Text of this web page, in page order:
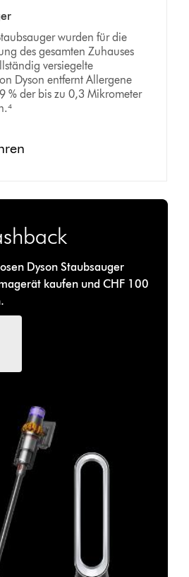
wurden für die
des gesamten Zuhauses
versiegelte
Dyson entfernt Allergene
% der bis zu 0,3 Mikrometer
Dyson Staubsauger
kaufen und CHF 100